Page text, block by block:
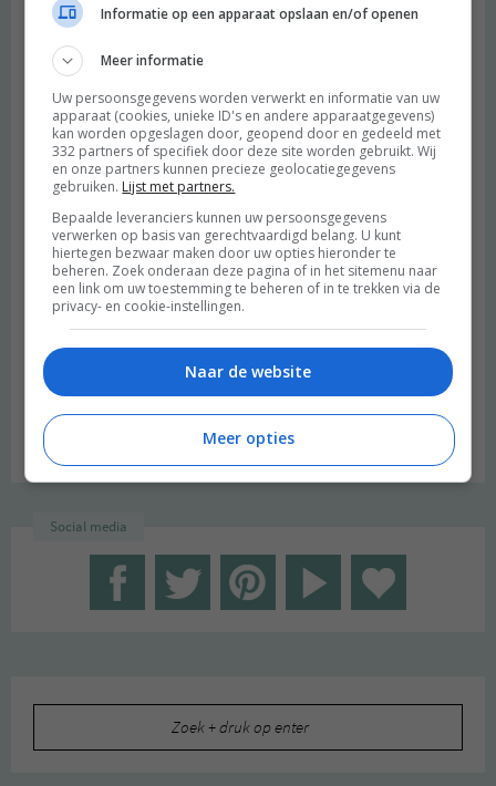
beeld: Ari Versluis
Hi, ik ben Merel! Ik neem je graag mee in mijn persoonlijke
onderzoek naar een duurzame en meer bewuste leefstijl.
Welkom op mijn blog!
Social media
Informatie op een apparaat opslaan en/of openen
Meer informatie
Uw persoonsgegevens worden verwerkt en informatie van uw
apparaat (cookies, unieke ID's en andere apparaatgegevens)
kan worden opgeslagen door, geopend door en gedeeld met
332 partners of specifiek door deze site worden gebruikt. Wij
en onze partners kunnen precieze geolocatiegegevens
gebruiken. Lijst met partners.
Bepaalde leveranciers kunnen uw persoonsgegevens
verwerken op basis van gerechtvaardigd belang. U kunt
hiertegen bezwaar maken door uw opties hieronder te
beheren. Zoek onderaan deze pagina of in het sitemenu naar
een link om uw toestemming te beheren of in te trekken via de
privacy- en cookie-instellingen.
Naar de website
Meer opties